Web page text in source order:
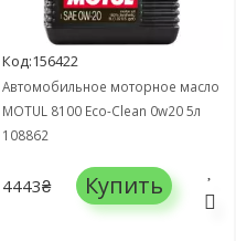
Код:156422
Автомобильное моторное масло
MOTUL 8100 Eco-Clean 0w20 5л
108862
4443₴ Купить